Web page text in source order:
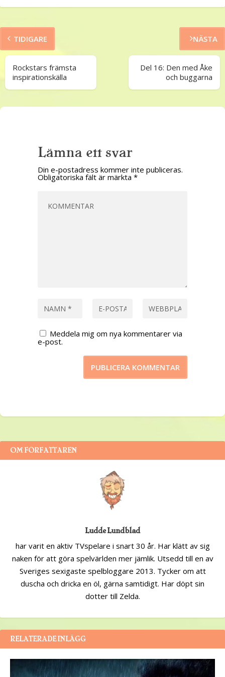
TIDIGARE
Rockstars främsta
inspirationskälla
NÄSTA
Del 16: Den med Åke
och buggarna
Lämna ett svar
Din e-postadress kommer inte publiceras.
Obligatoriska fält är märkta *
Meddela mig om nya kommentarer via
e-post.
OM FÖRFATTAREN
Ludde Lundblad
har varit en aktiv TVspelare i snart 30 år. Har klätt av sig
naken för att göra spelvärlden mer jämlik. Utsedd till en av
Sveriges sexigaste spelbloggare 2013. Tycker om att
duscha och dricka en öl, gärna samtidigt. Har döpt sin
dotter till Zelda.
RELATERADE INLÄGG